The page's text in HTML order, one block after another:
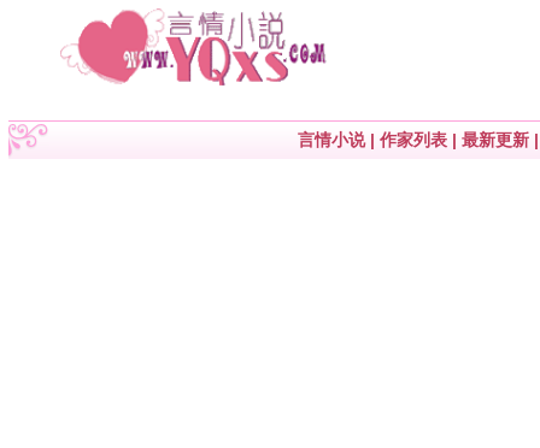
言情小说| 作家列表 | 最新更新